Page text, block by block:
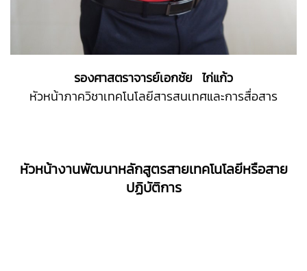
รองศาสตราจารย์เอกชัย ไก่แก้ว
หัวหน้าภาควิชาเทคโนโลยีสารสนเทศและการสื่อสาร
หัวหน้างานพัฒนาหลักสูตรสายเทคโนโลยีหรือสาย
ปฏิบัติการ